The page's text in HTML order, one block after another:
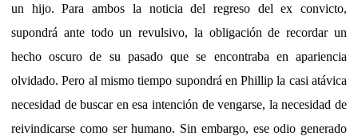
un hijo. Para ambos la noticia del regreso del ex convicto,
supondrá ante todo un revulsivo, la obligación de recordar un
hecho oscuro de su pasado que se encontraba en apariencia
olvidado. Pero al mismo tiempo supondrá en Phillip la casi atávica
necesidad de buscar en esa intención de vengarse, la necesidad de
reivindicarse como ser humano. Sin embargo, ese odio generado